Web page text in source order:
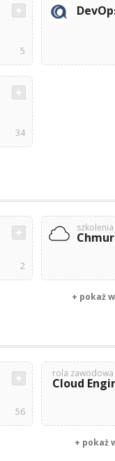
5
34
2
szkolenia
+ pokaż
56
rola zawodowa
Cloud
+ pokaż